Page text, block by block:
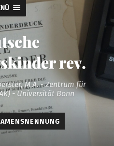
rev.
M.A. - Zentrum für
- Universität Bonn